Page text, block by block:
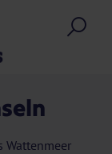
Wattenmeer